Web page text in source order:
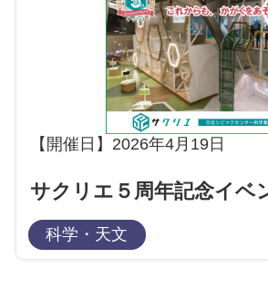
【開催日】2026年4月19日
サクリエ５周年記念イベ
科学・天文